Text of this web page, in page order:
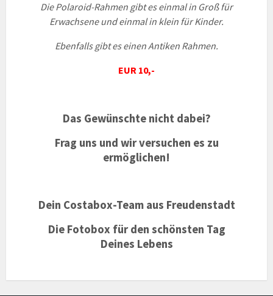
Die Polaroid-Rahmen gibt es einmal in Groß für
Erwachsene und einmal in klein für Kinder.
Ebenfalls gibt es einen Antiken Rahmen.
EUR 10,-
Das Gewünschte nicht dabei?
Frag uns und wir versuchen es zu
ermöglichen!
Dein Costabox-Team aus Freudenstadt
Die Fotobox für den schönsten Tag
Deines Lebens